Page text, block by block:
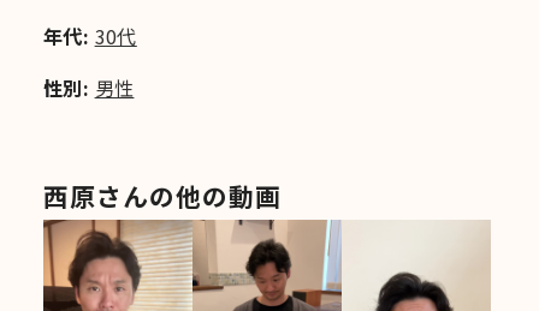
年代: 30代
性別: 男性
西原さんの他の動画